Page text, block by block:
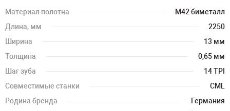
Материал полотна
M42 биметалл
Длина, мм
2250
Ширина
13 мм
Толщина
0,65 мм
Шаг зуба
14 TPI
Совместимые станки
CML
Родина бренда
Германия